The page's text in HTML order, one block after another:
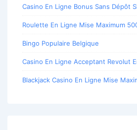
Casino En Ligne Bonus Sans Dépôt
Roulette En Ligne Mise Maximum
Bingo Populaire Belgique
Casino En Ligne Acceptant Revolut
Blackjack Casino En Ligne Mise